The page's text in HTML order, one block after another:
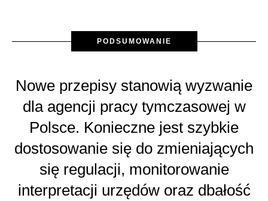
PODSUMOWANIE
Nowe przepisy stanowią wyzwanie
dla agencji pracy tymczasowej w
Polsce. Konieczne jest szybkie
dostosowanie się do zmieniających
się regulacji, monitorowanie
interpretacji urzędów oraz dbałość